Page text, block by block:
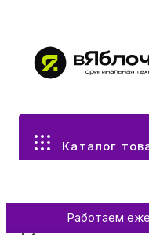
Каталог
Работаем
Все разделы